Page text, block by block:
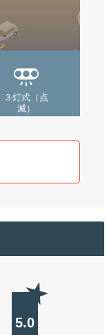
３灯式（点
滅）
5.0